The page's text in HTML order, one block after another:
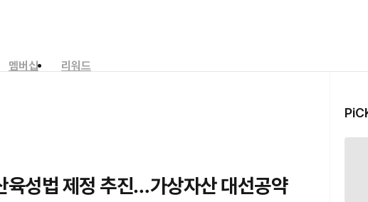
멤버십
리워드
육성법 제정 추진…가상자산 대선공약